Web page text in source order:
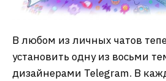
В любом из личных чатов
установить одну из восьми
дизайнерами Telegram. В